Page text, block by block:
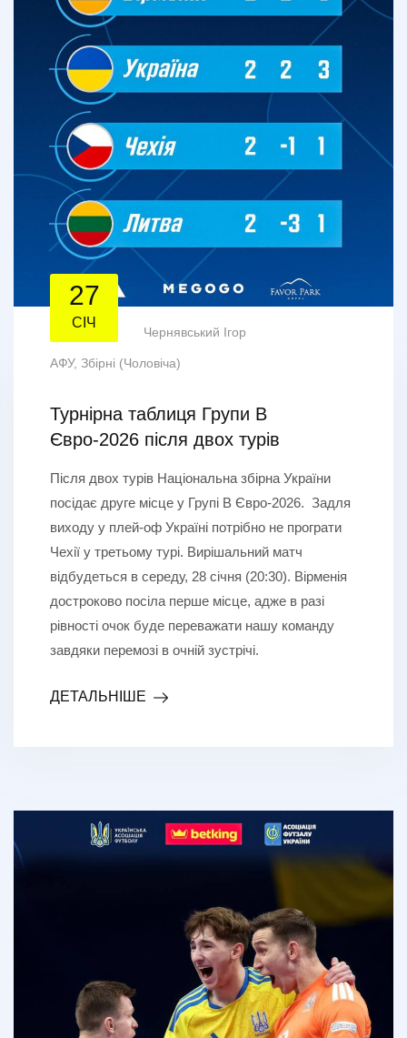
27
СІЧ
Чернявський Ігор
АФУ, Збірні (Чоловіча)
Турнірна таблиця Групи B
Євро-2026 після двох турів
Після двох турів Національна збірна України
посідає друге місце у Групі B Євро-2026. Задля
виходу у плей-оф Україні потрібно не програти
Чехії у третьому турі. Вирішальний матч
відбудеться в середу, 28 січня (20:30). Вірменія
достроково посіла перше місце, адже в разі
рівності очок буде переважати нашу команду
завдяки перемозі в очній зустрічі.
ДЕТАЛЬНІШЕ